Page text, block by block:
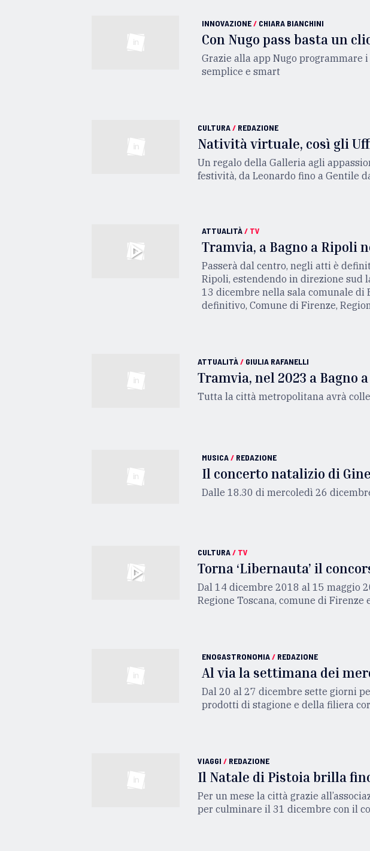
INNOVAZIONE/ CHIARA BIANCHINI
Con Nugo pass basta un
Grazie alla app Nugo
semplice e smart
CULTURA/ REDAZIONE
Natività virtuale, così gli
Un regalo della Galleria agli
festività, da Leonardo fino a Gentile
ATTUALITÀ/ TV
Tramvia, a Bagno a Ripoli
Passerà dal centro, negli atti è
Ripoli, estendendo in direzione sud
13 dicembre nella sala comunale di
definitivo, Comune di Firenze,
ATTUALITÀ/ GIULIA RAFANELLI
Tramvia, nel 2023 a Bagno
Tutta la città metropolitana avrà
MUSICA/ REDAZIONE
Il concerto natalizio di
Dalle 18.30 di mercoledì 26
CULTURA/ TV
Torna ‘Libernauta’ il
Dal 14 dicembre 2018 al 15 maggio
Regione Toscana, comune di Firenze
ENOGASTRONOMIA/ REDAZIONE
Al via la settimana dei
Dal 20 al 27 dicembre sette giorni
prodotti di stagione e della filiera
VIAGGI/ REDAZIONE
Il Natale di Pistoia brilla
Per un mese la città grazie
per culminare il 31 dicembre con il